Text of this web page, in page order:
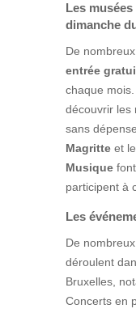
Les
dimanche
De
entrée
chaque mois.
découvrir les
sans
Magritteet le
Musiquefont
participent à
Les
De nombreux
déroulent
Bruxelles,
Concerts en